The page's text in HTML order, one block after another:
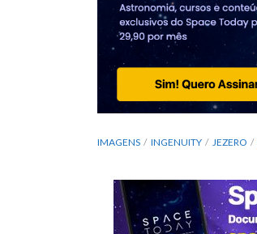
IMAGENS INGENUITY JEZERO